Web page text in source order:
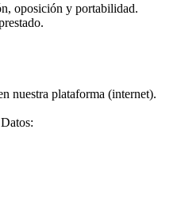
oposición y portabilidad.
nuestra plataforma (internet).